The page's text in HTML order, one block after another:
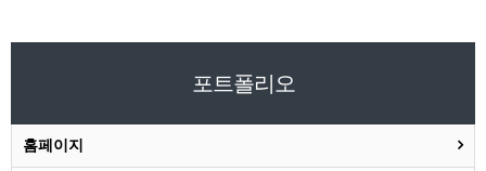
포트폴리오
홈페이지